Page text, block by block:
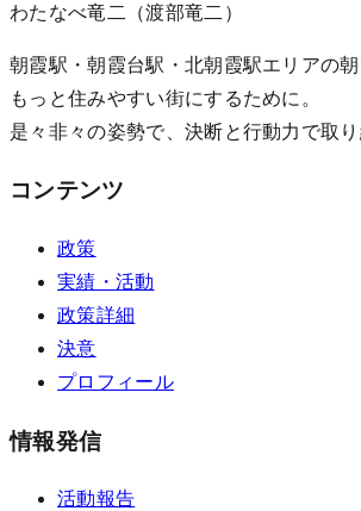
わたなべ竜二 （渡部竜二）
朝霞駅・朝霞台駅・北朝霞駅エリアの
もっと住みやすい街にするために。
是々非々の姿勢で、決断と行動力で取り
コンテンツ
政策
実績・活動
政策詳細
決意
プロフィール
情報発信
活動報告